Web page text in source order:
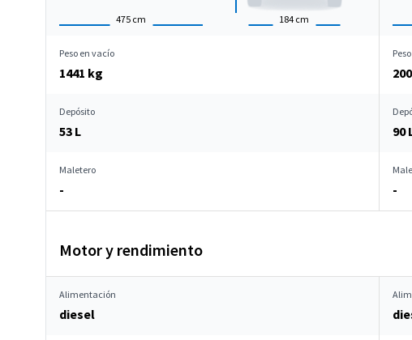
475 cm 184 cm
Peso en vacío
1441 kg
Depósito
53 L 90
Maletero
- -
Motor y rendimiento
Alimentación
diesel